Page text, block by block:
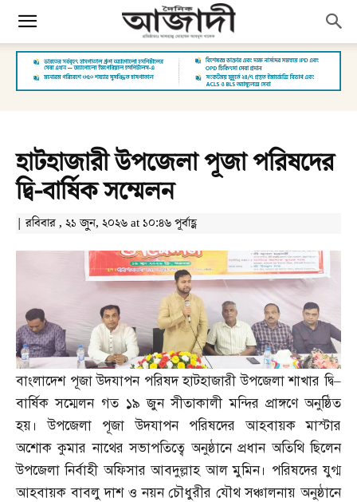
হাটহাজারী উপজেলা পূজা পরিষদের
দ্বি-বার্ষিক সম্মেলন
| রবিবার , ২১ জুন, ২০২৬ at ১০:৪৬ পূর্বাহ্ণ
বাংলাদেশ পূজা উদযাপন পরিষদ হাটহাজারী উপজেলা শাখার দ্বি–
বার্ষিক সম্মেলন গত ১৯ জুন সীতাকালী মন্দির প্রাঙ্গণে অনুষ্ঠিত
হয়। উপজেলা পূজা উদযাপন পরিষদের আহবায়ক মাস্টার
অশোক কুমার নাথের সভাপতিত্বে অনুষ্ঠানে প্রধান অতিথি ছিলেন
উপজেলা নির্বাহী অফিসার আবদুল্লাহ আল মুমিন। পরিষদের যুগ্ম
আহবায়ক বাবলু দাশ ও নয়ন চৌধুরীর যৌথ সঞ্চালনায় অনুষ্ঠানে